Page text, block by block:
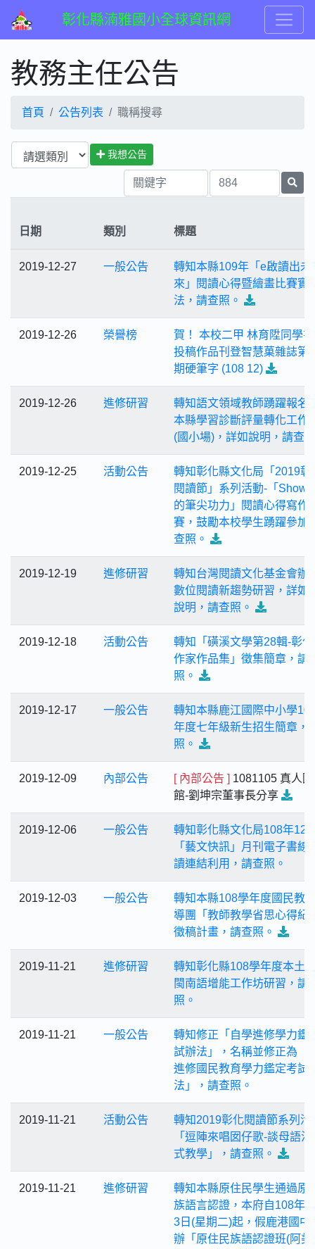
彰化縣湳雅國小全球資訊網
教務主任公告
首頁 公告列表 職稱搜尋
我想公告
日期 類別 標題
2019-12-27 一般公告
轉知本縣109年「e啟讀出未
來」閱讀心得暨繪畫比賽實
法，請查照。
2019-12-26 榮譽榜
賀！ 本校二甲 林育陞同學
投稿作品刊登智慧菓雜誌第
期硬筆字 (108 12)
2019-12-26 進修研習
轉知語文領域教師踴躍報名
本縣學習診斷評量轉化工作
(國小場)，詳如說明，請查
2019-12-25 活動公告
轉知彰化縣文化局「2019彰
閱讀節」系列活動-「Show
的筆尖功力」閱讀心得寫作
賽，鼓勵本校學生踴躍參加
查照。
2019-12-19 進修研習
轉知台灣閱讀文化基金會辦
數位閱讀新趨勢研習，詳如
說明，請查照。
2019-12-18 活動公告
轉知「磺溪文學第28輯-彰
作家作品集」徵集簡章，請
照。
2019-12-17 一般公告
轉知本縣鹿江國際中小學
年度七年級新生招生簡章，
照。
2019-12-09 內部公告 [ 內部公告 ] 1081105 真人
館-劉坤宗董事長分享
2019-12-06 一般公告
轉知彰化縣文化局108年12
「藝文快訊」月刊電子書線
讀連結利用，請查照。
2019-12-03 一般公告
轉知本縣108學年度國民教
導團「教師教學省思心得紀
徵稿計畫，請查照。
2019-11-21 進修研習
轉知彰化縣108學年度本土
閩南語增能工作坊研習，請
照。
2019-11-21 一般公告
轉知修正「自學進修學力鑑
試辦法」，名稱並修正為「
進修國民教育學力鑑定考試
法」，請查照。
2019-11-21 活動公告
轉知2019彰化閱讀節系列活
「逗陣來唱囡仔歌-談母語沉
式教學」，請查照。
2019-11-21 進修研習
轉知本縣原住民學生通過原
族語言認證，本府自108年
3日(星期二)起，假鹿港國中
辦「原住民族語認證班(阿美